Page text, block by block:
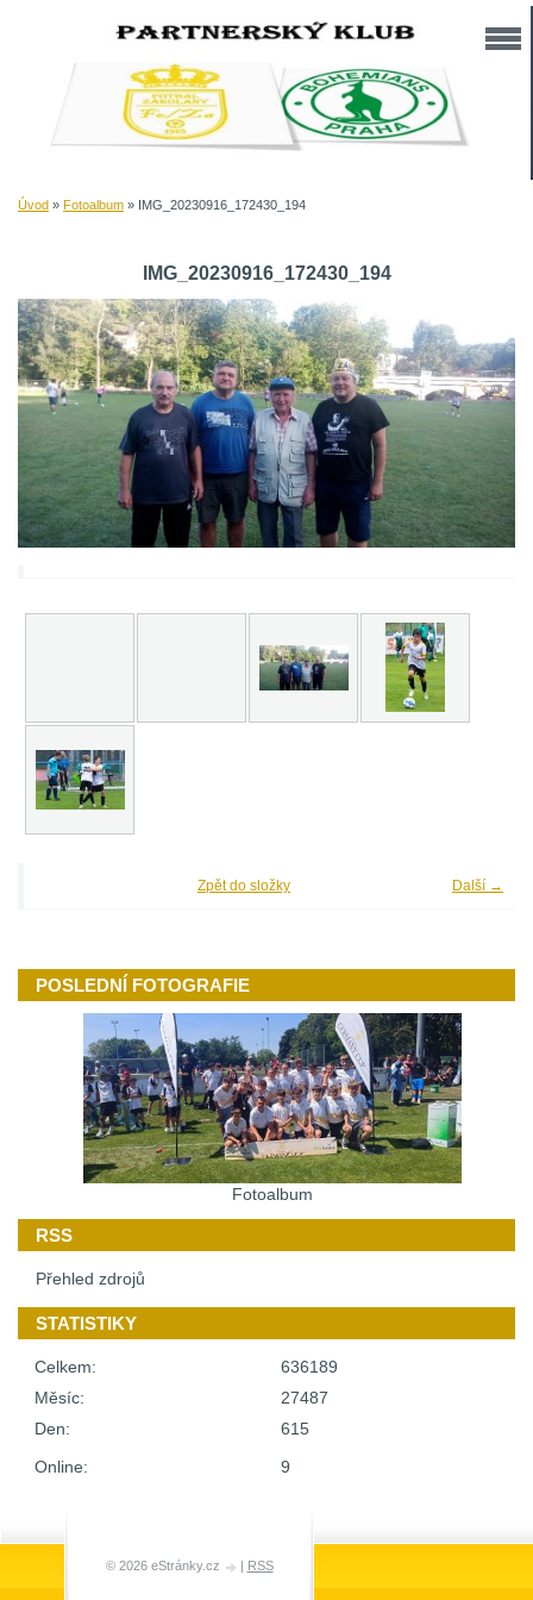
Úvod » Fotoalbum » IMG_20230916_172430_194
IMG_20230916_172430_194
Další →
Zpět do složky
POSLEDNÍ FOTOGRAFIE
Fotoalbum
RSS
Přehled zdrojů
STATISTIKY
Online: 9
Celkem:
636189
Měsíc:
27487
Den:
615
© 2026 eStránky.cz | RSS